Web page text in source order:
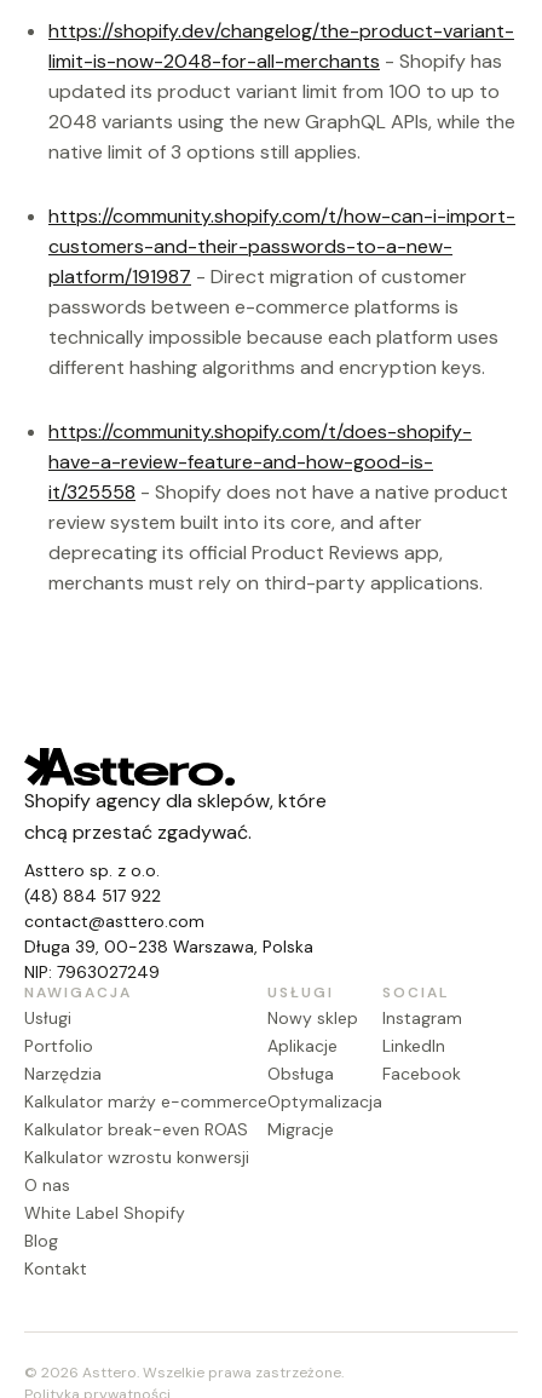
https://shopify.dev/changelog/the-product-variant-
limit-is-now-2048-for-all-merchants - Shopify has
updated its product variant limit from 100 to up to
2048 variants using the new GraphQL APIs, while the
native limit of 3 options still applies.
https://community.shopify.com/t/how-can-i-import-
customers-and-their-passwords-to-a-new-
platform/191987 - Direct migration of customer
passwords between e-commerce platforms is
technically impossible because each platform uses
different hashing algorithms and encryption keys.
https://community.shopify.com/t/does-shopify-
have-a-review-feature-and-how-good-is-
it/325558 - Shopify does not have a native product
review system built into its core, and after
deprecating its official Product Reviews app,
merchants must rely on third-party applications.
Shopify agency dla sklepów, które
chcą przestać zgadywać.
Asttero sp. z o.o.
(48) 884 517 922
contact@asttero.com
Długa 39, 00-238 Warszawa, Polska
NIP: 7963027249
NAWIGACJA
Usługi
Portfolio
Narzędzia
Kalkulator marży e-commerce
Kalkulator break-even ROAS
Kalkulator wzrostu konwersji
O nas
White Label Shopify
Blog
Kontakt
USŁUGI
Nowy sklep
Aplikacje
Obsługa
Optymalizacja
Migracje
SOCIAL
Instagram
LinkedIn
Facebook
© 2026 Asttero. Wszelkie prawa zastrzeżone.